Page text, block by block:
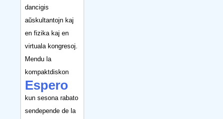
dancigis
aŭskultantojn kaj
en fizika kaj en
virtuala kongresoj.
Mendu la
kompaktdiskon
Espero
kun sesona rabato
sendepende de la